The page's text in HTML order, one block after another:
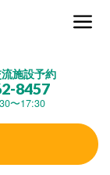
施設予約
8457
〜17:30